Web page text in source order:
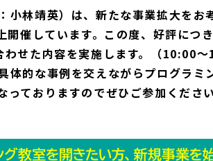
林靖英）は、新たな事業拡大を
催しています。この度、好評につ
せた内容を実施します。（10:00
的な事例を交えながらプログラミ
っておりますのでぜひご参加くださ